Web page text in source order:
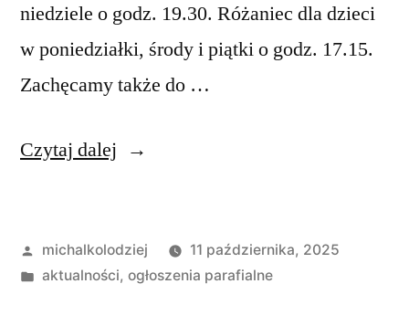
niedziele o godz. 19.30. Różaniec dla dzieci
w poniedziałki, środy i piątki o godz. 17.15.
Zachęcamy także do …
Czytaj dalej „Ogłoszenia
Niedziela
w
Opublikowane
przez
michalkolodziej
11 października, 2025
Opublikowano
aktualności, ogłoszenia parafialne